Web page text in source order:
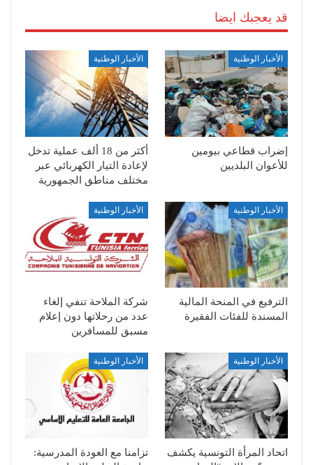
قد يعجبك ايضا
الأخبار الوطنية
إضراب قطاعي بيومين
للأعوان البلديين
الأخبار الوطنية
أكثر من 18 ألف عملية تدخل
لإعادة التيار الكهربائي عبر
مختلف مناطق الجمهورية
الأخبار الوطنية
الترفيع في المنحة المالية
المسندة للفئات الفقيرة
الأخبار الوطنية
شركة الملاحة تنفي إلغاء
عدد من رحلاتها دون إعلام
مسبق للمسافرين
الأخبار الوطنية
اتحاد المرأة التونسية يكشف
الأخبار الوطنية
تزامنا مع العودة المدرسية: